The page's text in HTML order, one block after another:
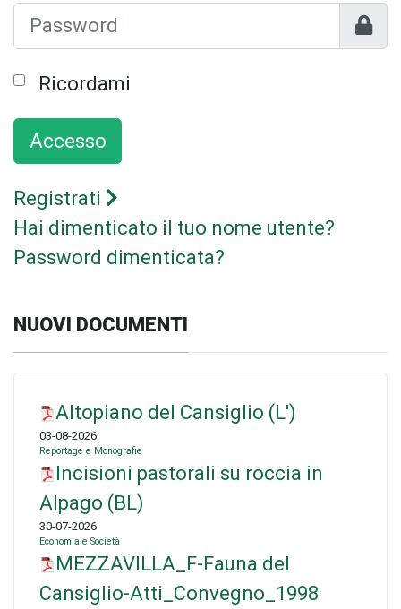
Ricordami
Accesso
Registrati
Hai dimenticato il tuo nome utente?
Password dimenticata?
NUOVI DOCUMENTI
Altopiano del Cansiglio (L')
03-08-2026
Reportage e Monografie
Incisioni pastorali su roccia in
Alpago (BL)
30-07-2026
Economia e Società
MEZZAVILLA_F-Fauna del
Cansiglio-Atti_Convegno_1998